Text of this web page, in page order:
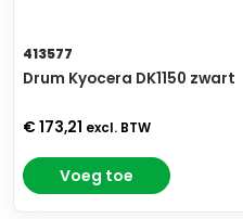
413577
Drum Kyocera DK1150 zwart
€ 173,21 excl. BTW
Voeg toe